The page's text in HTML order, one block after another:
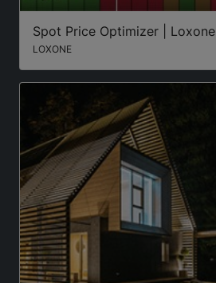
Spot Price Optimizer | Loxone
LOXONE